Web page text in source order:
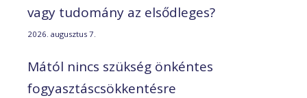
vagy tudomány az elsődleges?
2026. augusztus 7.
Mától nincs szükség önkéntes
fogyasztáscsökkentésre